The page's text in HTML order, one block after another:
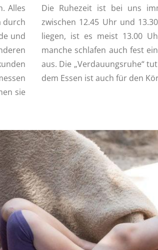
Alles
durch
und
sie
Die Ruhezeit ist bei uns
zwischen 12.45 Uhr und
liegen, ist es meist 13.00
manche schlafen auch fest
aus. Die „Verdauungsruhe“
dem Essen ist auch für den